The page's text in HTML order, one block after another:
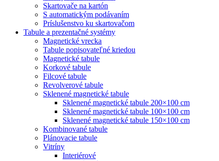
Skartovače na kartón
S automatickým podávaním
Príslušenstvo ku skartovačom
Tabule a prezentačné systémy
Magnetické vrecka
Tabule popisovateľné kriedou
Magnetické tabule
Korkové tabule
Filcové tabule
Revolverové tabule
Sklenené magnetické tabule
Sklenené magnetické tabule 200×100 cm
Sklenené magnetické tabule 100×100 cm
Sklenené magnetické tabule 150×100 cm
Kombinované tabule
Plánovacie tabule
Vitríny
Interiérové